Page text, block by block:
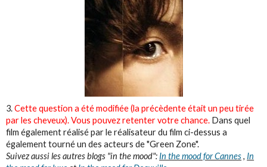
3.Cette question a été modifiée (la précèdente était un peu tirée
par les cheveux). Vous pouvez retenter votre chance. Dans quel
film également réalisé par le réalisateur du film ci-dessus a
également tourné un des acteurs de "Green Zone".
Suivez aussi les autres blogs "in the mood": In the mood for Cannes, In